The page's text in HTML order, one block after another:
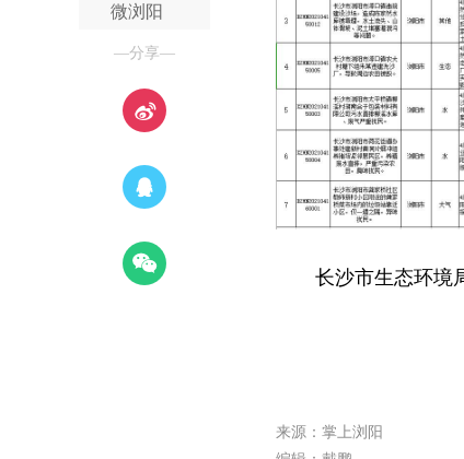
微浏阳
—分享—
长沙市生态环境
来源：掌上浏阳